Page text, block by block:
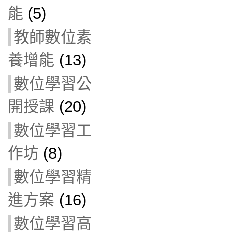
能 (5)
教師數位素
養增能 (13)
數位學習公
開授課 (20)
數位學習工
作坊 (8)
數位學習精
進方案 (16)
數位學習高